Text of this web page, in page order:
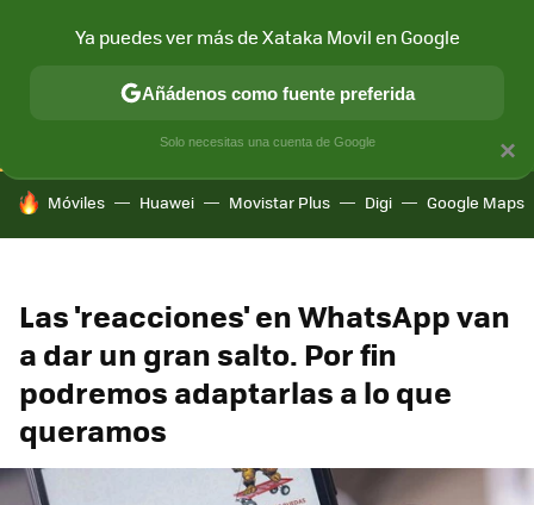
CONECTIVIDAD MÓVIL Y SOCIEDAD APLICACIONES
HOY SE HABLA DE
Móviles Huawei Movistar Plus Digi Google Maps
Las 'reacciones' en WhatsApp van
a dar un gran salto. Por fin
podremos adaptarlas a lo que
queramos
×
Ya puedes ver más de Xataka Movil en Google
Añádenos como fuente preferida
Solo necesitas una cuenta de Google